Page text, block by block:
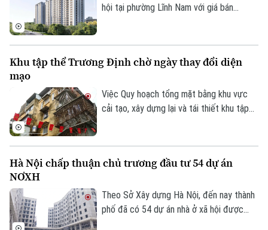
Liên hệ đường dây nóng (bấm để gọi)
hội tại phường Lĩnh Nam với giá bán
quý III/2026.
Khu tập thể Trương Định chờ ngày thay đổi diện
mạo
Việc Quy hoạch tổng mặt bằng khu vực
cải tạo, xây dựng lại và tái thiết khu tập
khởi đầu cho quá trình chỉnh trang các
Hà Nội chấp thuận chủ trương đầu tư 54 dự án
NƠXH
Theo Sở Xây dựng Hà Nội, đến nay thành
phố đã có 54 dự án nhà ở xã hội được